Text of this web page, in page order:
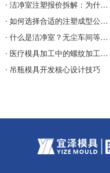
· 洁净室注塑报价拆解：为什么两家代工厂的报价相差 30%？
· 如何选择合适的注塑成型公司？
· 什么是洁净室？无尘车间等级分类、应用行业与医疗洁净注塑生产车间详解
· 医疗模具加工中的螺纹加工指的是什么呢？
· 吊瓶模具开发核心设计技巧